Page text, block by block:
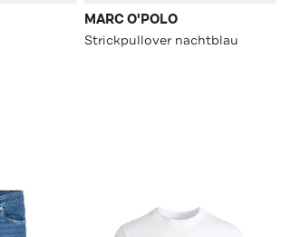
MARC O'POLO
Strickpullover nachtblau